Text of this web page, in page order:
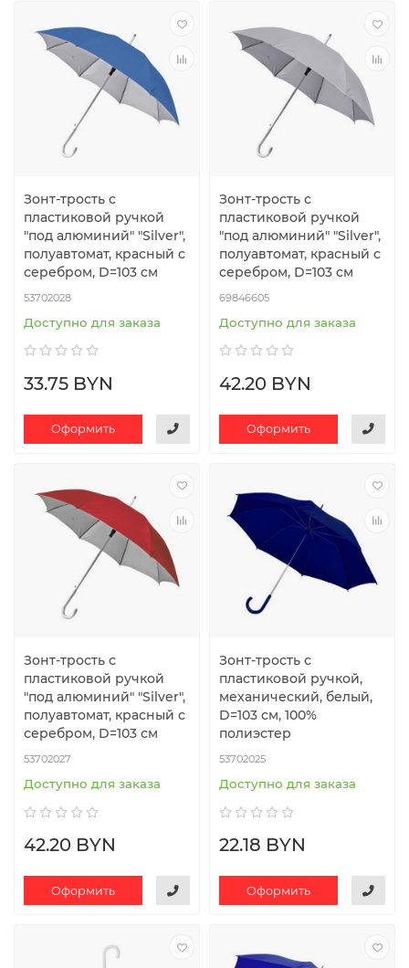
Зонт-трость с
пластиковой ручкой
"под алюминий" "Silver",
полуавтомат, красный с
серебром, D=103 cм
53702028
Доступно для заказа
33.75 BYN
Оформить
Зонт-трость с
пластиковой ручкой
"под алюминий" "Silver",
полуавтомат, красный с
серебром, D=103 cм
69846605
Доступно для заказа
42.20 BYN
Оформить
Зонт-трость с
пластиковой ручкой
"под алюминий" "Silver",
полуавтомат, красный с
серебром, D=103 cм
53702027
Доступно для заказа
42.20 BYN
Оформить
Зонт-трость с
пластиковой ручкой,
механический, белый,
D=103 см, 100%
полиэстер
53702025
Доступно для заказа
22.18 BYN
Оформить